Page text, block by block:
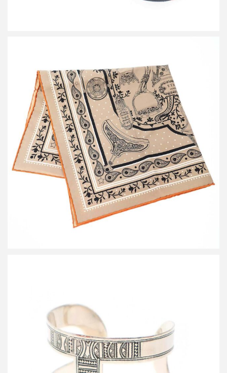
エルメス 26SS Etriers Remix bandana 55 鐙・シルクバンダナ
買取金額20,400円
詳しく見る
エルメス TUAREG GM トゥアレグGM シルバーバングルブレスレ
ット
買取金額150,000円